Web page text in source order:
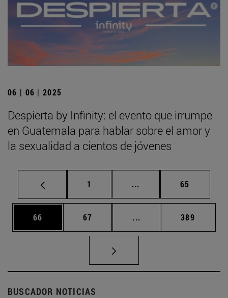
06 | 06 | 2025
Despierta by Infinity: el evento que irrumpe
en Guatemala para hablar sobre el amor y
la sexualidad a cientos de jóvenes
Página
1 ... Páginas intermedias
Página
65
Página
66 Página
67 ... Páginas intermedias
Página
389
BUSCADOR NOTICIAS